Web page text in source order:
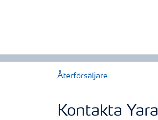
Återförsäljare
Kontakta Yara